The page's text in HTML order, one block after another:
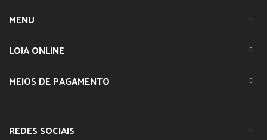
MENU
LOJA ONLINE
MEIOS DE PAGAMENTO
REDES SOCIAIS